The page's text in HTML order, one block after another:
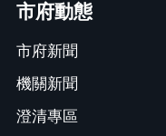
市府動態
市府新聞
機關新聞
澄清專區